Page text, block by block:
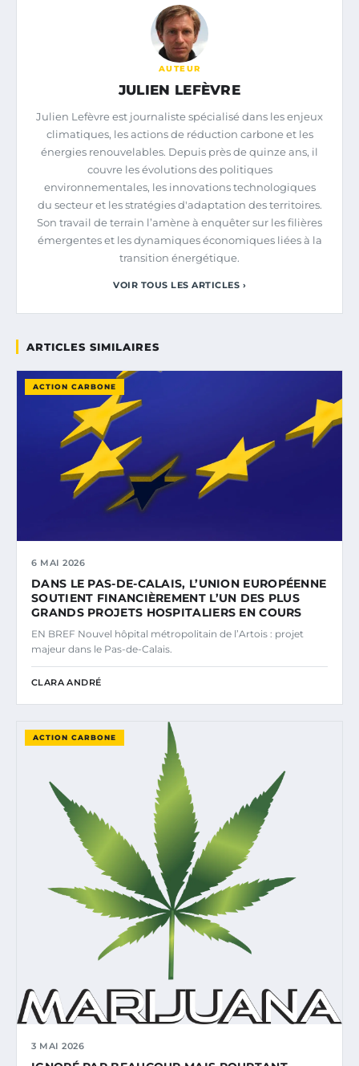
AUTEUR
JULIEN LEFÈVRE
Julien Lefèvre est journaliste spécialisé dans les enjeux
climatiques, les actions de réduction carbone et les
énergies renouvelables. Depuis près de quinze ans, il
couvre les évolutions des politiques
environnementales, les innovations technologiques
du secteur et les stratégies d'adaptation des territoires.
Son travail de terrain l’amène à enquêter sur les filières
émergentes et les dynamiques économiques liées à la
transition énergétique.
VOIR TOUS LES ARTICLES ›
ARTICLES SIMILAIRES
ACTION CARBONE
6 MAI 2026
DANS LE PAS-DE-CALAIS, L’UNION EUROPÉENNE
SOUTIENT FINANCIÈREMENT L’UN DES PLUS
GRANDS PROJETS HOSPITALIERS EN COURS
EN BREF Nouvel hôpital métropolitain de l’Artois : projet
majeur dans le Pas-de-Calais.
CLARA ANDRÉ
ACTION CARBONE
3 MAI 2026